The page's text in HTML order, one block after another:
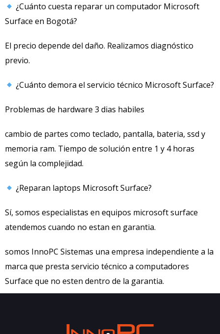
¿Cuánto cuesta reparar un computador Microsoft
Surface en Bogotá?
El precio depende del daño. Realizamos diagnóstico
previo.
¿Cuánto demora el servicio técnico Microsoft Surface?
Problemas de hardware 3 dias habiles
cambio de partes como teclado, pantalla, bateria, ssd y
memoria ram. Tiempo de solución entre 1 y 4 horas
según la complejidad.
¿Reparan laptops Microsoft Surface?
Sí, somos especialistas en equipos microsoft surface
atendemos cuando no estan en garantia.
somos InnoPC Sistemas una empresa independiente a la
marca que presta servicio técnico a computadores
Surface que no esten dentro de la garantia.